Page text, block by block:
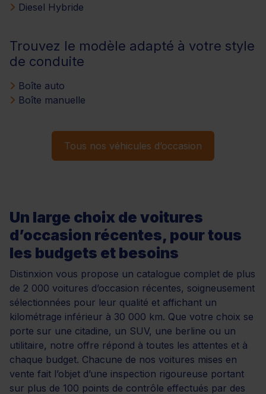
Diesel Hybride
Trouvez le modèle adapté à votre style
de conduite
Boîte auto
Boîte manuelle
Tous nos véhicules d’occasion
Un large choix de voitures
d’occasion récentes, pour tous
les budgets et besoins
Distinxion vous propose un catalogue complet de plus
de 2 000 voitures d’occasion récentes, soigneusement
sélectionnées pour leur qualité et affichant un
kilométrage inférieur à 30 000 km. Que votre choix se
porte sur une citadine, un SUV, une berline ou un
utilitaire, notre offre répond à toutes les attentes et à
chaque budget. Chacune de nos voitures mises en
vente fait l’objet d’une inspection rigoureuse portant
sur plus de 100 points de contrôle effectués par des